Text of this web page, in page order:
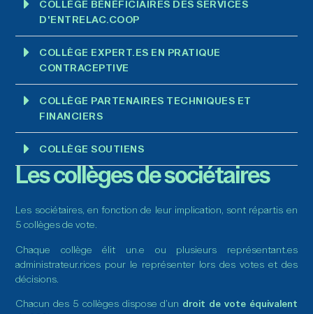
Les collèges de sociétaires
Les sociétaires, en fonction de leur implication, sont répartis en
5 collèges de vote.
Chaque collège élit un.e ou plusieurs représentant.es
administrateur.rices pour le représenter lors des votes et des
décisions.
Chacun des 5 collèges dispose d’un droit de vote équivalent
COLLÈGE BÉNÉFICIAIRES DES SERVICES
D'ENTRELAC.COOP
COLLÈGE EXPERT.ES EN PRATIQUE
CONTRACEPTIVE
COLLÈGE PARTENAIRES TECHNIQUES ET
FINANCIERS
COLLÈGE SOUTIENS